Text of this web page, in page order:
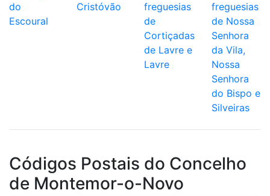
do
Escoural
Cristóvão
freguesias
de
Cortiçadas
de Lavre e
Lavre
freguesias
de Nossa
Senhora
da Vila,
Nossa
Senhora
do Bispo e
Silveiras
Códigos Postais do Concelho
de Montemor-o-Novo